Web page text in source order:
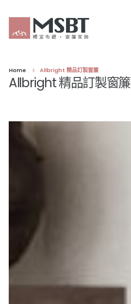
Home Allbright 精品訂製窗簾
Allbright 精品訂製窗簾